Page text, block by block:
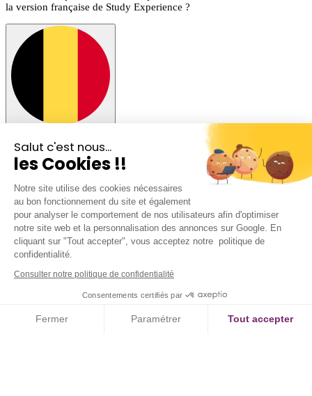
Salut c'est nous...
les Cookies !!
Notre site utilise des cookies nécessaires
au bon fonctionnement du site et également
pour analyser le comportement de nos utilisateurs afin d'optimiser
notre site web et la personnalisation des annonces sur Google. En
cliquant sur "Tout accepter", vous acceptez notre politique de
confidentialité.
Consulter notre politique de confidentialité
Consentements certifiés par
Fermer Paramétrer Tout accepter
la version française de Study Experience ?